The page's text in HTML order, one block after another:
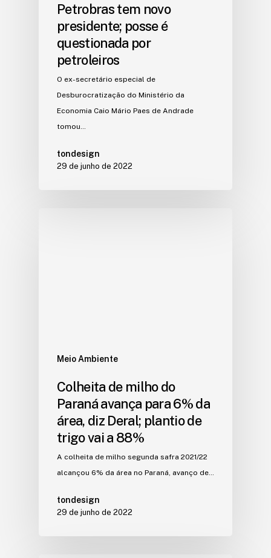
Petrobras tem novo
presidente; posse é
questionada por
petroleiros
O ex-secretário especial de
Desburocratização do Ministério da
Economia Caio Mário Paes de Andrade
tomou…
tondesign
29 de junho de 2022
Meio Ambiente
Colheita de milho do
Paraná avança para 6% da
área, diz Deral; plantio de
trigo vai a 88%
A colheita de milho segunda safra 2021/22
alcançou 6% da área no Paraná, avanço de…
tondesign
29 de junho de 2022